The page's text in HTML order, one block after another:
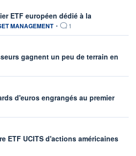
ETF européen dédié à la
par
MANAGEMENT • 1
gagnent un peu de terrain en
d'euros engrangés au premier
fournie par
ETF UCITS d'actions américaines
fournie par